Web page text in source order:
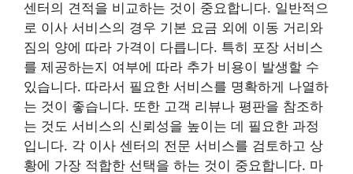
센터의 견적을 비교하는 것이 중요합니다. 일반적으
로 이사 서비스의 경우 기본 요금 외에 이동 거리와
짐의 양에 따라 가격이 다릅니다. 특히 포장 서비스
를 제공하는지 여부에 따라 추가 비용이 발생할 수
있습니다. 따라서 필요한 서비스를 명확하게 나열하
는 것이 좋습니다. 또한 고객 리뷰나 평판을 참조하
는 것도 서비스의 신뢰성을 높이는 데 필요한 과정
입니다. 각 이사 센터의 전문 서비스를 검토하고 상
황에 가장 적합한 선택을 하는 것이 중요합니다. 마